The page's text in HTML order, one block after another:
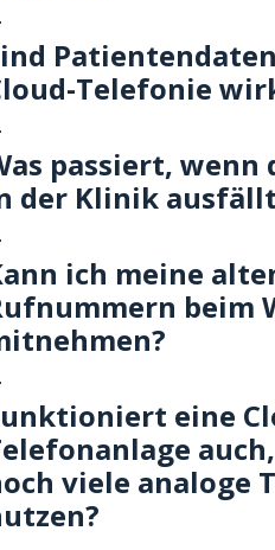
Telefonie
passiert, wenn
der Klinik
ich meine
beim
eine
viele analoge